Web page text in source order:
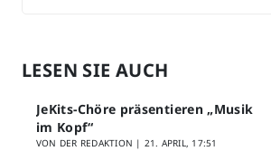
LESEN SIE AUCH
JeKits-Chöre präsentieren „Musik
im Kopf“
VON DER REDAKTION | 21. APRIL, 17:51